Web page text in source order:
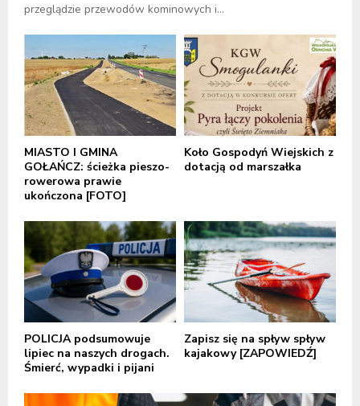
przeglądzie przewodów kominowych i...
MIASTO I GMINA
GOŁAŃCZ: ścieżka pieszo-
rowerowa prawie
ukończona [FOTO]
Koło Gospodyń Wiejskich z
dotacją od marszałka
POLICJA podsumowuje
lipiec na naszych drogach.
Śmierć, wypadki i pijani
Zapisz się na spływ spływ
kajakowy [ZAPOWIEDŹ]